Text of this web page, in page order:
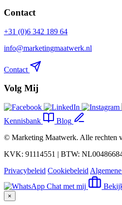
Contact
+31 (0)6 342 189 64
info@marketingmaatwerk.nl
Contact
Volg Mij
Kennisbank
Blog
© Marketing Maatwerk. Alle rechten
KVK: 91114551 | BTW:
Privacybeleid Cookiebeleid
Chat met mij
×